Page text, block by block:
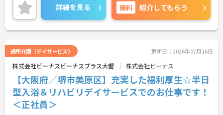
詳細を見る 無料 紹介してもらう
通所介護（デイサービス） 更新日：2026年07月16日
株式会社ビーナスビーナスプラス大饗 株式会社ビーナス
【大阪府／堺市美原区】充実した福利厚生☆半日
型入浴＆リハビリデイサービスでのお仕事です！
＜正社員＞